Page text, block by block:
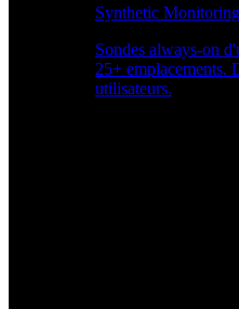
Synthetic Monitoring
Sondes always-on
25+ emplacements.
utilisateurs.